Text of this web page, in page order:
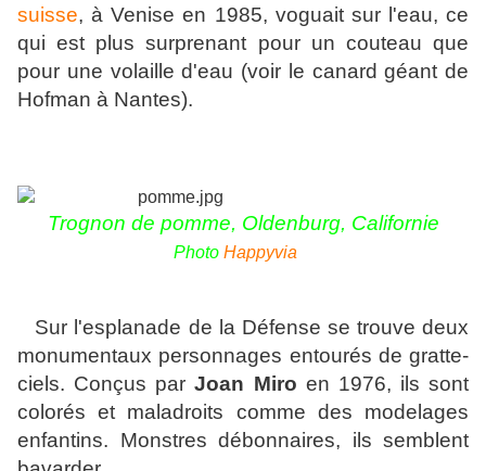
suisse, à Venise en 1985, voguait sur l'eau, ce
qui est plus surprenant pour un couteau que
pour une volaille d'eau (voir le canard géant de
Hofman à Nantes).
Trognon de pomme, Oldenburg, Californie
Photo Happyvia
Sur l'esplanade de la Défense se trouve deux
monumentaux personnages entourés de gratte-
ciels. Conçus parJoan Miro en 1976, ils sont
colorés et maladroits comme des modelages
enfantins. Monstres débonnaires, ils semblent